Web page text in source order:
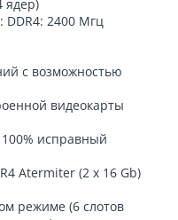
ядер)
DDR4: 2400 Мгц
с возможностью
видеокарты
исправный
Atermiter (2 х 16 Gb)
режиме (6 слотов